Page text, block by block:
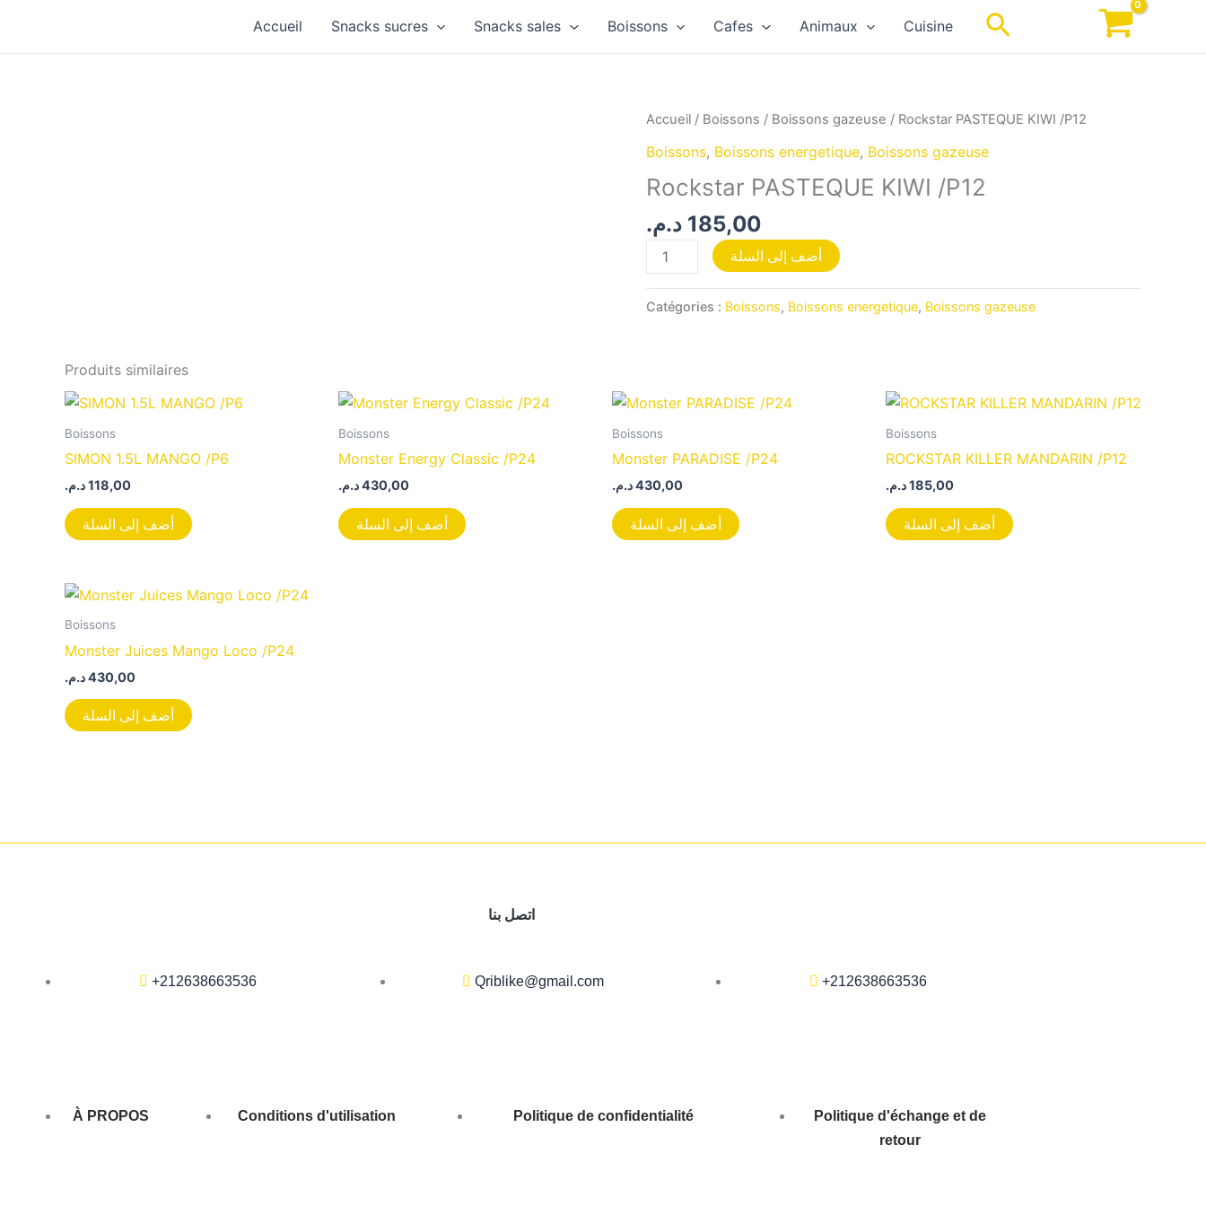
contenu
Accueil Snacks sucres Snacks sales Boissons Cafes Animaux Cuisine Rechercher
Accueil / Boissons / Boissons gazeuse / Rockstar PASTEQUE KIWI /P12
Boissons, Boissons energetique, Boissons gazeuse
Rockstar PASTEQUE KIWI /P12
185,00 د.م.
quantité
PASTEQUE
/P12
أضف إلى السلة
Catégories : Boissons, Boissons energetique, Boissons gazeuse
Produits similaires
Boissons
SIMON 1.5L MANGO /P6
118,00د.م.
أضف إلى السلة
Boissons
Monster Energy Classic /P24
430,00د.م.
أضف إلى السلة
Boissons
Monster PARADISE /P24
430,00د.م.
أضف إلى السلة
Boissons
ROCKSTAR KILLER MANDARIN /P12
185,00د.م.
أضف إلى السلة
Boissons
Monster Juices Mango Loco /P24
430,00د.م.
أضف إلى السلة
اتصل بنا
+212638663536 Qriblike@gmail.com +212638663536
À PROPOS Conditions d'utilisation Politique de confidentialité
Politique d'échange et de
retour